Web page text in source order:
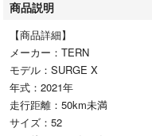
商品説明
【商品詳細】
メーカー：TERN
モデル：SURGE X
年式：2021年
走行距離：50km未満
サイズ：52